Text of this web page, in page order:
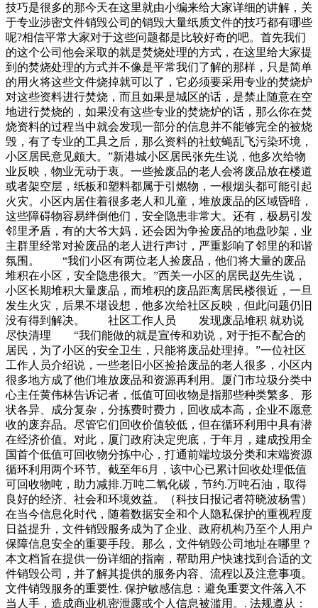
技巧是很多的那今天在这里就由小编来给大家详细的讲解，关
于专业涉密文件销毁公司的销毁大量纸质文件的技巧都有哪些
呢?相信平常大家对于这些问题都是比较好奇的吧。首先我们
的这个公司他会采取的就是焚烧处理的方式，在这里给大家提
到的焚烧处理的方式并不像是平常我们了解的那样，只是简单
的用火将这些文件烧掉就可以了，它必须要采用专业的焚烧炉
对这些资料进行焚烧，而且如果是城区的话，是禁止随意在空
地进行焚烧的，如果没有这些专业的焚烧炉的话，那么你在焚
烧资料的过程当中就会发现一部分的信息并不能够完全的被烧
毁，有了专业的工具之后，那么资料的社蚊蝇乱飞污染环境，
小区居民意见颇大。”新港城小区居民张先生说，他多次给物
业反映，物业无动于衷。一些捡废品的老人会将废品放在楼道
或者架空层，纸板和塑料都属于引燃物，一根烟头都可能引起
火灾。小区内居住着很多老人和儿童，堆放废品的区域昏暗，
这些障碍物容易绊倒他们，安全隐患非常大。还有，极易引发
邻里矛盾，有的大爷大妈，还会因为争捡废品的地盘吵架，业
主群里经常对捡废品的老人进行声讨，严重影响了邻里的和谐
氛围。 “我们小区有两位老人捡废品，他们将大量的废品
堆积在小区，安全隐患很大。”西关一小区的居民赵先生说，
小区长期堆积大量废品，而堆积的废品距离居民楼很近，一旦
发生火灾，后果不堪设想，他多次给社区反映，但此问题仍旧
没有得到解决。 社区工作人员 发现废品堆积 就劝说
尽快清理 “我们能做的就是宣传和劝说，对于拒不配合的
居民，为了小区的安全卫生，只能将废品处理掉。”一位社区
工作人员介绍说，一些老旧小区捡拾废品的老人很多，小区内
很多地方成了他们堆放废品和资源再利用。厦门市垃圾分类中
心主任黄伟林告诉记者，低值可回收物是指那些种类繁多、形
状各异、成分复杂，分拣费时费力，回收成本高，企业不愿意
收的废弃品。尽管它们回收价值较低，但在循环利用中具有潜
在经济价值。对此，厦门政府决定兜底，于年月，建成投用全
国首个低值可回收物分拣中心，打通前端垃圾分类和末端资源
循环利用两个环节。截至年6月，该中心已累计回收处理低值
可回收物吨，助力减排.万吨二氧化碳，节约.万吨石油，取得
良好的经济、社会和环境效益。（科技日报记者符晓波杨雪）
在当今信息化时代，随着数据安全和个人隐私保护的重视程度
日益提升，文件销毁服务成为了企业、政府机构乃至个人用户
保障信息安全的重要手段。那么，文件销毁公司地址在哪里？
本文档旨在提供一份详细的指南，帮助用户快速找到合适的文
件销毁公司，并了解其提供的服务内容、流程以及注意事项。
文件销毁服务的重要性. 保护敏感信息：避免重要文件落入不
当人手，造成商业机密泄露或个人信息被滥用。. 法规遵从：